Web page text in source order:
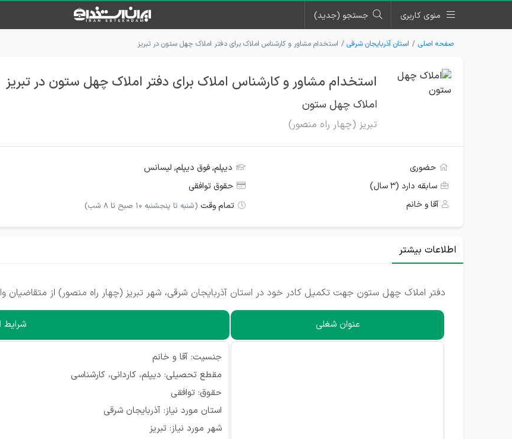
منوی کاربری جستجو (جدید)
صفحه اصلی استان آذربایجان شرقی استخدام مشاور و کارشناس املاک برای دفتر املاک چهل ستون در تبریز
استخدام مشاور و کارشناس املاک برای دفتر املاک چهل ستون در تبریز
املاک چهل ستون
تبریز (چهار راه منصور)
حضوری
دیپلم, فوق دیپلم, لیسانس
سابقه دارد (۳ سال)
حقوق توافقی
آقا و خانم
تمام وقت (شنبه تا پنجشنبه 10 صبح تا 8 شب)
اطلاعات بیشتر
دفتر املاک چهل ستون جهت تکمیل کادر خود در استان آذربایجان شرقی، شهر تبریز (چهار راه منصور) از
عنوان شغلی شرایط
جنسیت: آقا و خانم
مقطع تحصیلی: دیپلم، کاردانی، کارشناسی
حقوق: توافقی
استان مورد نیاز: آذربایجان شرقی
شهر مورد نیاز: تبریز